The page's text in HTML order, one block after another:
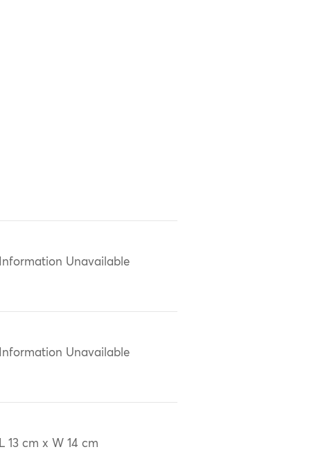
Information Unavailable
Information Unavailable
L 13 cm x W 14 cm